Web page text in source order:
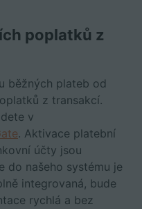
poplatků z
běžných plateb od
z transakcí.
v
. Aktivace platební
účty jsou
do našeho systému je
integrovaná, bude
rychlá a bez